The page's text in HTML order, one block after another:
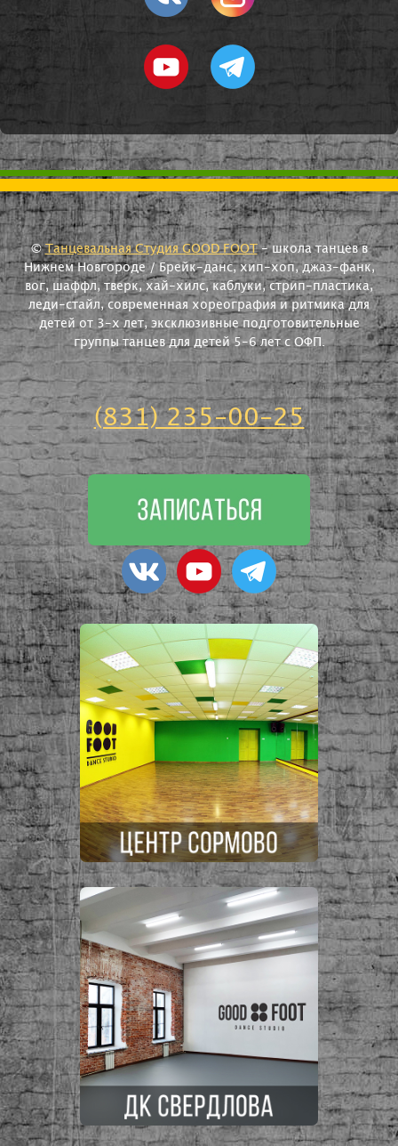
©Танцевальная Студия GOOD FOOT- школа танцев в
Нижнем Новгороде / Брейк-данс, хип-хоп, джаз-фанк,
вог, шаффл, тверк, хай-хилс, каблуки, стрип-пластика,
леди-стайл, современная хореография и ритмика для
детей от 3-х лет, эксклюзивные подготовительные
группы танцев для детей 5-6 лет с ОФП.
(831) 235-00-25